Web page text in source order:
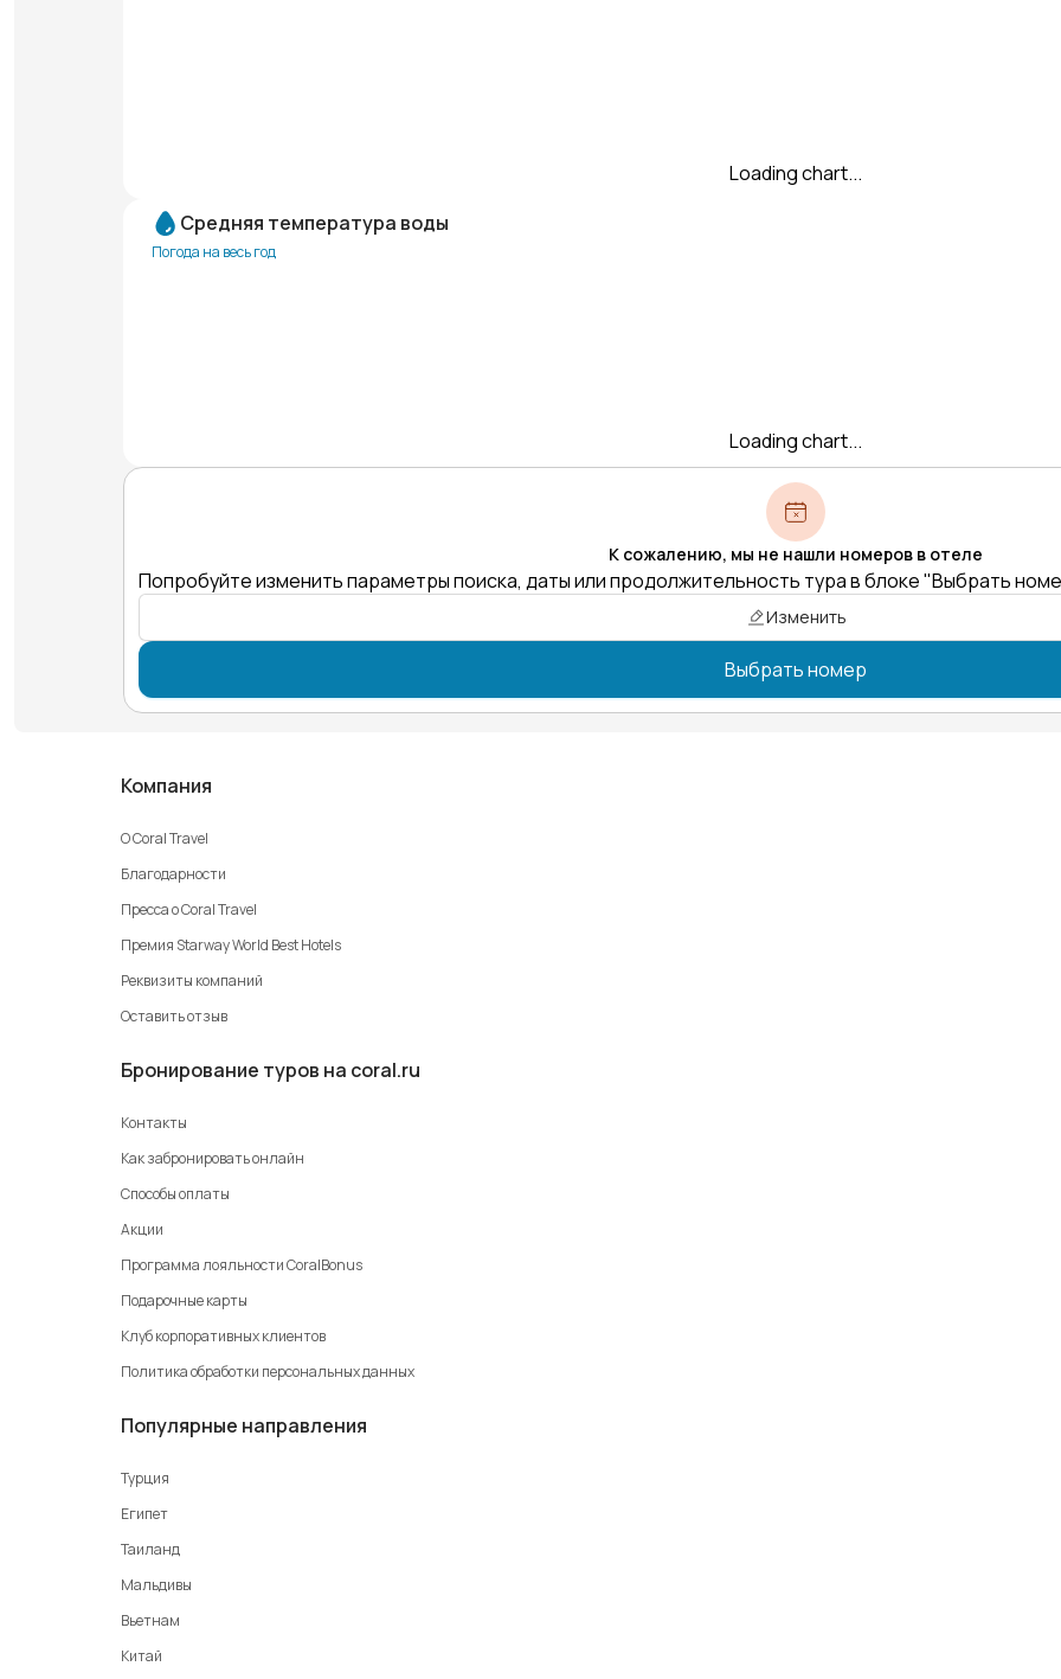
Loading chart...
Средняя температура воды
Погода на весь год
Loading chart...
К сожалению, мы не нашли номеров в отеле
Попробуйте изменить параметры поиска, даты или продолжительность тура в блоке "Выбрать
Изменить
Выбрать номер
Компания
О Coral Travel
Благодарности
Пресса о Coral Travel
Премия Starway World Best Hotels
Реквизиты компаний
Оставить отзыв
Бронирование туров на coral.ru
Контакты
Как забронировать онлайн
Способы оплаты
Акции
Программа лояльности CoralBonus
Подарочные карты
Клуб корпоративных клиентов
Политика обработки персональных данных
Популярные направления
Турция
Египет
Таиланд
Мальдивы
Вьетнам
Китай